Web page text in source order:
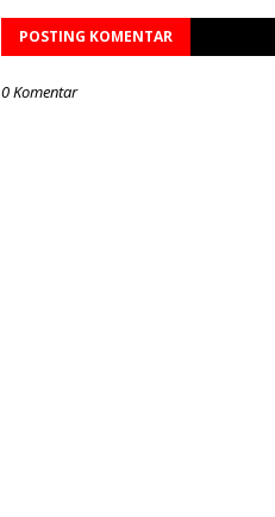
POSTING KOMENTAR
0 Komentar